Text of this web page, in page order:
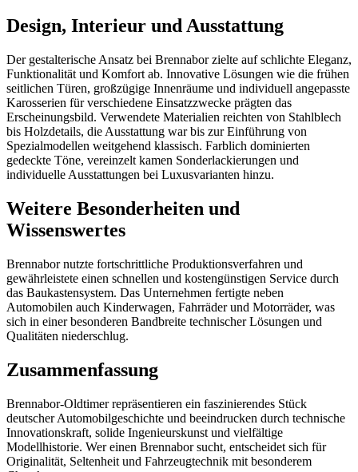
Design, Interieur und Ausstattung
Der gestalterische Ansatz bei Brennabor zielte auf schlichte Eleganz,
Funktionalität und Komfort ab. Innovative Lösungen wie die frühen
seitlichen Türen, großzügige Innenräume und individuell angepasste
Karosserien für verschiedene Einsatzzwecke prägten das
Erscheinungsbild. Verwendete Materialien reichten von Stahlblech
bis Holzdetails, die Ausstattung war bis zur Einführung von
Spezialmodellen weitgehend klassisch. Farblich dominierten
gedeckte Töne, vereinzelt kamen Sonderlackierungen und
individuelle Ausstattungen bei Luxusvarianten hinzu.
Weitere Besonderheiten und
Wissenswertes
Brennabor nutzte fortschrittliche Produktionsverfahren und
gewährleistete einen schnellen und kostengünstigen Service durch
das Baukastensystem. Das Unternehmen fertigte neben
Automobilen auch Kinderwagen, Fahrräder und Motorräder, was
sich in einer besonderen Bandbreite technischer Lösungen und
Qualitäten niederschlug.
Zusammenfassung
Brennabor-Oldtimer repräsentieren ein faszinierendes Stück
deutscher Automobilgeschichte und beeindrucken durch technische
Innovationskraft, solide Ingenieurskunst und vielfältige
Modellhistorie. Wer einen Brennabor sucht, entscheidet sich für
Originalität, Seltenheit und Fahrzeugtechnik mit besonderem